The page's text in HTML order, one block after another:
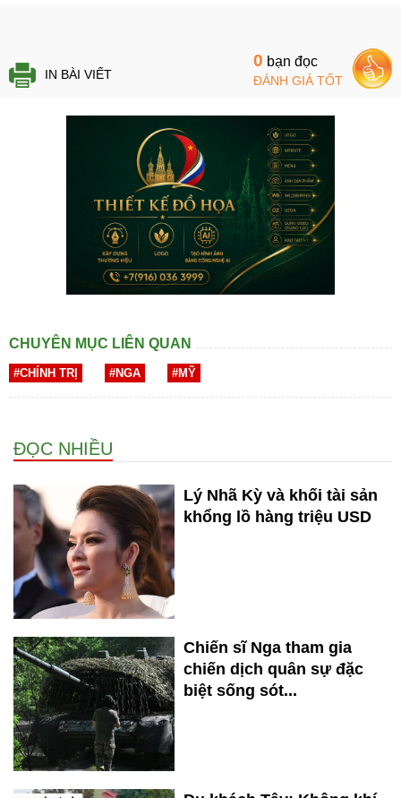
IN BÀI VIẾT
0 bạn đọc
ĐÁNH GIÁ TỐT
CHUYÊN MỤC LIÊN QUAN
#CHÍNH TRỊ #NGA #MỸ
ĐỌC NHIỀU
Lý Nhã Kỳ và khối tài sản
khổng lồ hàng triệu USD
Chiến sĩ Nga tham gia
chiến dịch quân sự đặc
biệt sống sót...